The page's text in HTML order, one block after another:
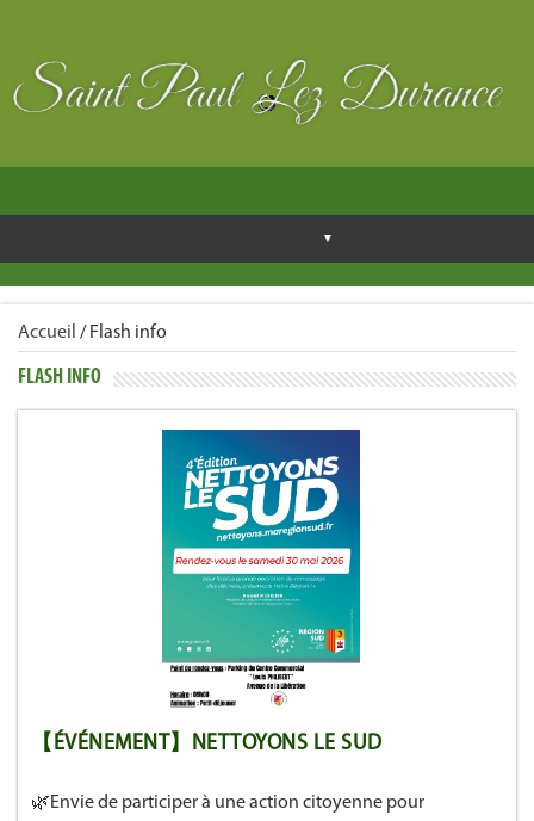
Accueil / Flash info
FLASH INFO
【ÉVÉNEMENT】NETTOYONS LE SUD
🌿Envie de participer à une action citoyenne pour